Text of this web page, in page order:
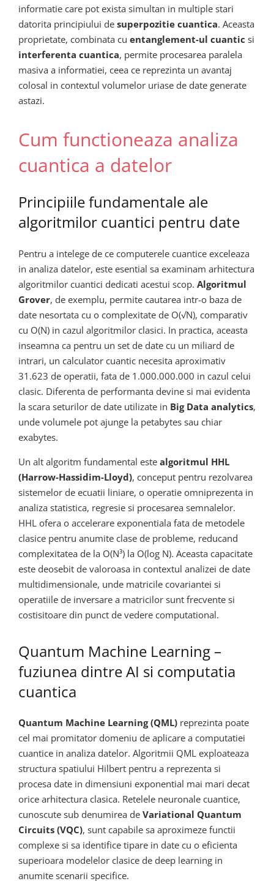
informatie care pot exista simultan in multiple stari
datorita principiului de superpozitie cuantica. Aceasta
proprietate, combinata cu entanglement-ul cuantic si
interferenta cuantica, permite procesarea paralela
masiva a informatiei, ceea ce reprezinta un avantaj
colosal in contextul volumelor uriase de date generate
astazi.
Cum functioneaza analiza
cuantica a datelor
Principiile fundamentale ale
algoritmilor cuantici pentru date
Pentru a intelege de ce computerele cuantice exceleaza
in analiza datelor, este esential sa examinam arhitectura
algoritmilor cuantici dedicati acestui scop. Algoritmul
Grover, de exemplu, permite cautarea intr-o baza de
date nesortata cu o complexitate de O(√N), comparativ
cu O(N) in cazul algoritmilor clasici. In practica, aceasta
inseamna ca pentru un set de date cu un miliard de
intrari, un calculator cuantic necesita aproximativ
31.623 de operatii, fata de 1.000.000.000 in cazul celui
clasic. Diferenta de performanta devine si mai evidenta
la scara seturilor de date utilizate in Big Data analytics,
unde volumele pot ajunge la petabytes sau chiar
exabytes.
Un alt algoritm fundamental este algoritmul HHL
(Harrow-Hassidim-Lloyd), conceput pentru rezolvarea
sistemelor de ecuatii liniare, o operatie omniprezenta in
analiza statistica, regresie si procesarea semnalelor.
HHL ofera o accelerare exponentiala fata de metodele
clasice pentru anumite clase de probleme, reducand
complexitatea de la O(N³) la O(log N). Aceasta capacitate
este deosebit de valoroasa in contextul analizei de date
multidimensionale, unde matricile covariantei si
operatiile de inversare a matricilor sunt frecvente si
costisitoare din punct de vedere computational.
Quantum Machine Learning –
fuziunea dintre AI si computatia
cuantica
Quantum Machine Learning (QML) reprezinta poate
cel mai promitator domeniu de aplicare a computatiei
cuantice in analiza datelor. Algoritmii QML exploateaza
structura spatiului Hilbert pentru a reprezenta si
procesa date in dimensiuni exponential mai mari decat
orice arhitectura clasica. Retelele neuronale cuantice,
cunoscute sub denumirea de Variational Quantum
Circuits (VQC), sunt capabile sa aproximeze functii
complexe si sa identifice tipare in date cu o eficienta
superioara modelelor clasice de deep learning in
anumite scenarii specifice.